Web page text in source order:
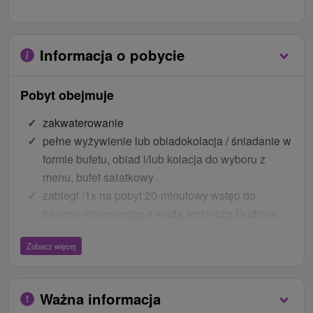
Informacja o pobycie
Pobyt obejmuje
zakwaterowanie
pełne wyżywienie lub obiadokolacja / śniadanie w
formie bufetu, obiad i/lub kolacja do wyboru z
menu, bufet sałatkowy
zabiegi /1x na pobyt 20-minutowy wstęp do
Wellnea w Rubínie za każdą noc pobytu (przez
Zobacz więcej
Ważna informacja